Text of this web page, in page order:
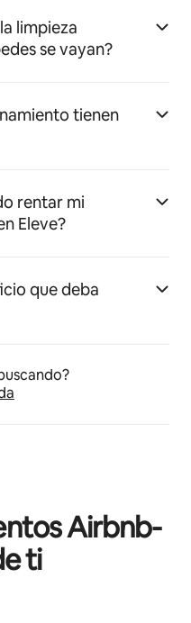
limpieza
se vayan?
tienen
rentar mi
Eleve?
que deba
Airbnb-
ti